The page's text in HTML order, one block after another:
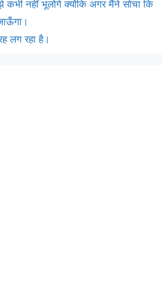
कभी नहीं भूलोगे क्योंकि अगर मैंने सोचा कि
लग रहा है।